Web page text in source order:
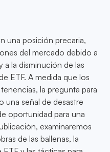
una posición precaria,
del mercado debido a
la disminución de las
ETF. A medida que los
la pregunta para
una señal de desastre
oportunidad para una
examinaremos
de las ballenas, la